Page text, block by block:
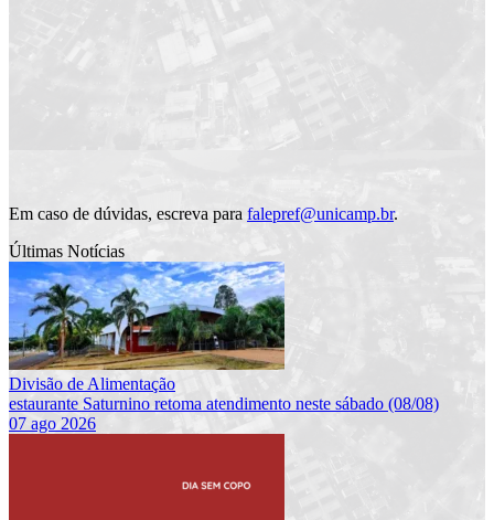
Em caso de dúvidas, escreva para falepref@unicamp.br.
Últimas Notícias
Divisão de Alimentação
estaurante Saturnino retoma atendimento neste sábado (08/08)
07 ago 2026